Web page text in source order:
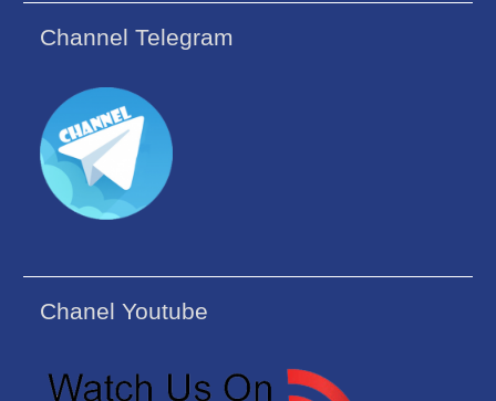
Channel Telegram
Chanel Youtube